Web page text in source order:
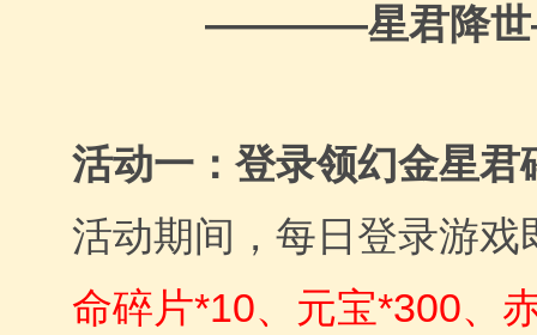
————星君降
活动一：登录领幻金星君
活动期间，每日登录游戏
命碎片*10、元宝*300、